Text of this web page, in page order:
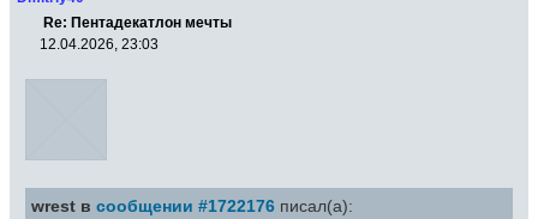
Re: Пентадекатлон мечты
12.04.2026, 23:03
wrest в сообщении #1722176 писал(а):